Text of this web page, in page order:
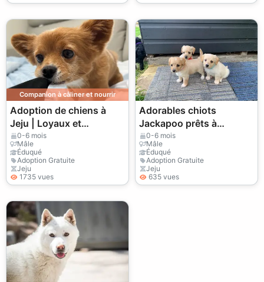
Companion à câliner et nourrir
Adoption de chiens à
Jeju | Loyaux et
adaptables
0-6 mois
Mâle
Éduqué
Adoption Gratuite
Jeju
1735 vues
Adorables chiots
Jackapoo prêts à
rejoindre leurs nouveaux
foyers pour la vie.
0-6 mois
Mâle
Éduqué
Adoption Gratuite
Jeju
635 vues